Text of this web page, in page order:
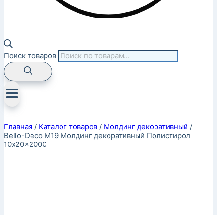
Поиск товаров
Главная / Каталог товаров / Молдинг декоративный /
Bello-Deco M19 Молдинг декоративный Полистирол
10x20x2000